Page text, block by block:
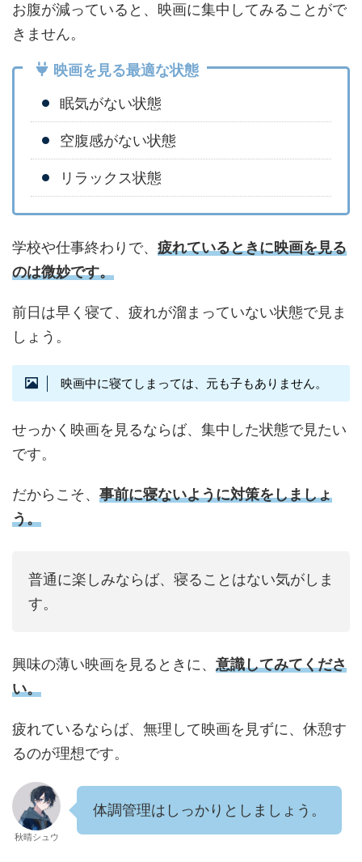
お腹が減っていると、映画に集中してみることがで
きません。
映画を見る最適な状態
眠気がない状態
空腹感がない状態
リラックス状態
学校や仕事終わりで、 疲れているときに映画を見る
のは微妙です。
前日は早く寝て、疲れが溜まっていない状態で見ま
しょう。
映画中に寝てしまっては、元も子もありません。
せっかく映画を見るならば、集中した状態で見たい
です。
だからこそ、 事前に寝ないように対策をしましょ
う。
普通に楽しみならば、寝ることはない気がしま
す。
興味の薄い映画を見るときに、 意識してみてくださ
い。
疲れているならば、無理して映画を見ずに、休憩す
るのが理想です。
秋晴シュウ
体調管理はしっかりとしましょう。